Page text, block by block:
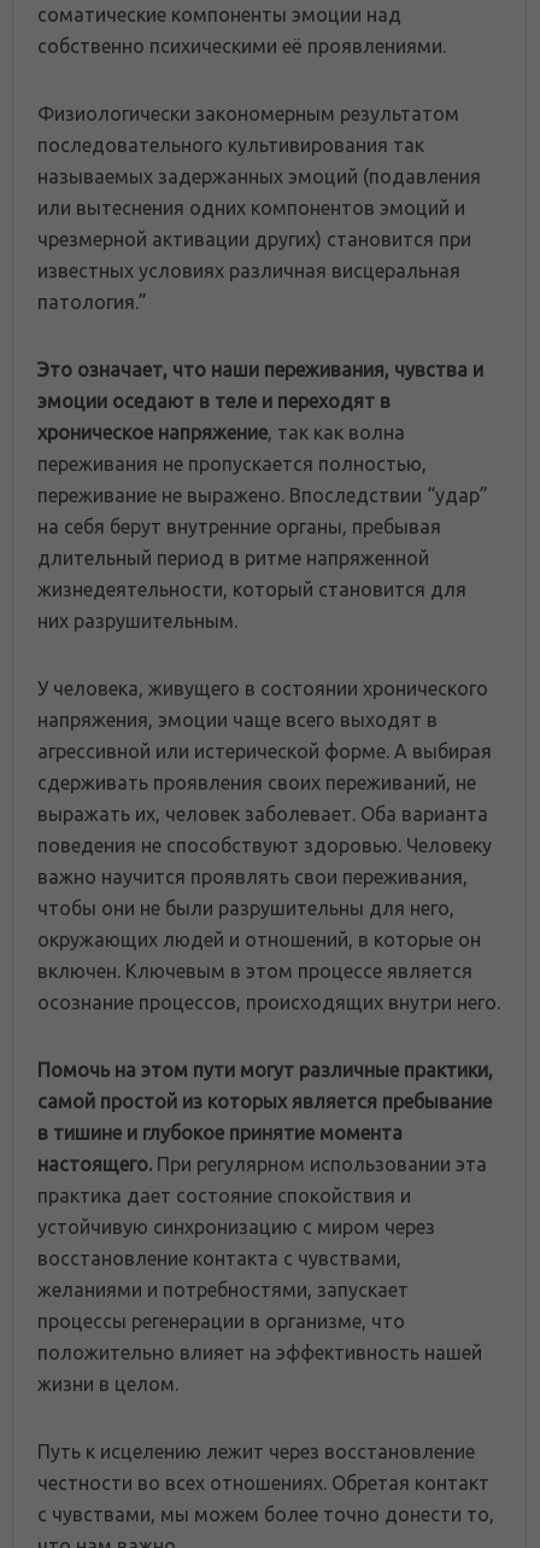
соматические компоненты эмоции над
собственно психическими её проявлениями.
Физиологически закономерным результатом
последовательного культивирования так
называемых задержанных эмоций (подавления
или вытеснения одних компонентов эмоций и
чрезмерной активации других) становится при
известных условиях различная висцеральная
патология.”
Это означает, что наши переживания, чувства и
эмоции оседают в теле и переходят в
хроническое напряжение, так как волна
переживания не пропускается полностью,
переживание не выражено. Впоследствии “удар”
на себя берут внутренние органы, пребывая
длительный период в ритме напряженной
жизнедеятельности, который становится для
них разрушительным.
У человека, живущего в состоянии хронического
напряжения, эмоции чаще всего выходят в
агрессивной или истерической форме. А выбирая
сдерживать проявления своих переживаний, не
выражать их, человек заболевает. Оба варианта
поведения не способствуют здоровью. Человеку
важно научится проявлять свои переживания,
чтобы они не были разрушительны для него,
окружающих людей и отношений, в которые он
включен. Ключевым в этом процессе является
осознание процессов, происходящих внутри него.
Помочь на этом пути могут различные практики,
самой простой из которых является пребывание
в тишине и глубокое принятие момента
настоящего. При регулярном использовании эта
практика дает состояние спокойствия и
устойчивую синхронизацию с миром через
восстановление контакта с чувствами,
желаниями и потребностями, запускает
процессы регенерации в организме, что
положительно влияет на эффективность нашей
жизни в целом.
Путь к исцелению лежит через восстановление
честности во всех отношениях. Обретая контакт
с чувствами, мы можем более точно донести то,